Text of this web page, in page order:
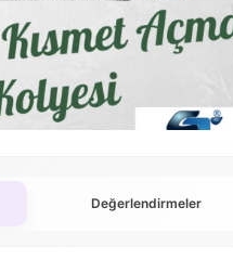
Değerlendirmeler